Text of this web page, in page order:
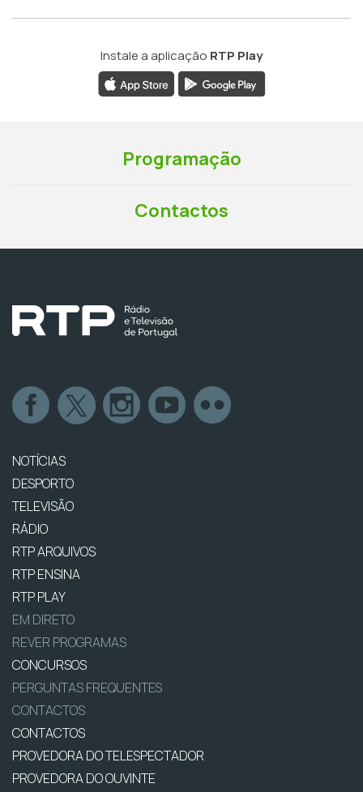
Instale a aplicação RTP Play
Programação
Contactos
NOTÍCIAS
DESPORTO
TELEVISÃO
RÁDIO
RTP ARQUIVOS
RTP ENSINA
RTP PLAY
EM DIRETO
REVER PROGRAMAS
CONCURSOS
PERGUNTAS FREQUENTES
CONTACTOS
CONTACTOS
PROVEDORA DO TELESPECTADOR
PROVEDORA DO OUVINTE